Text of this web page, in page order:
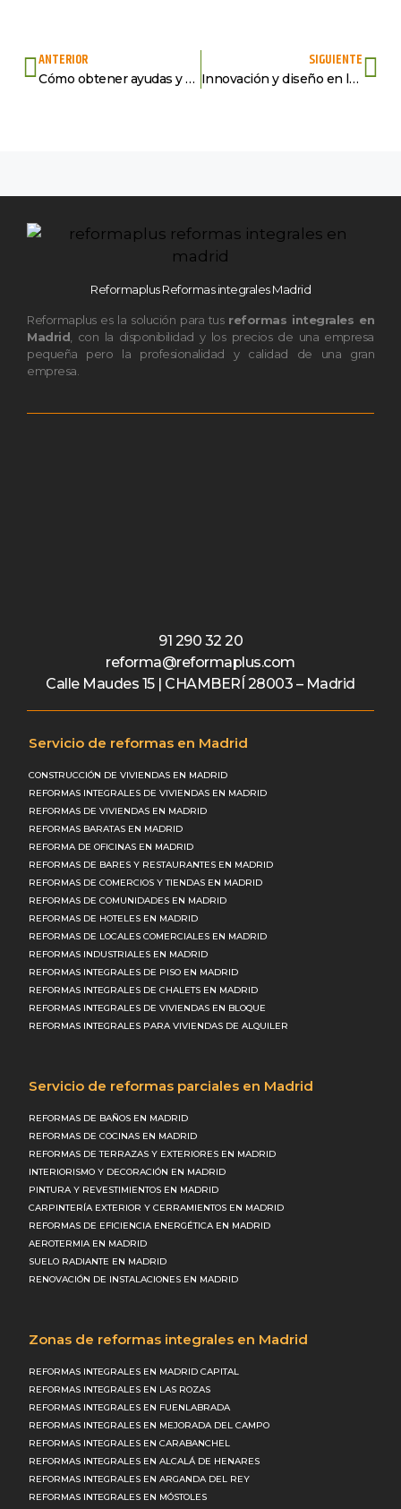
ANTERIOR
Cómo obtener ayudas y subvenciones para aerotermia y suelo radiante 2025
SIGUIENTE
Innovación y diseño en las reformas de cocinas sin gas
Reformaplus Reformas integrales Madrid
Reformaplus es la solución para tus reformas integrales en
Madrid, con la disponibilidad y los precios de una empresa
pequeña pero la profesionalidad y calidad de una gran
empresa.
91 290 32 20
reforma@reformaplus.com
Calle Maudes 15 | CHAMBERÍ 28003 – Madrid
Servicio de reformas en Madrid
CONSTRUCCIÓN DE VIVIENDAS EN MADRID
REFORMAS INTEGRALES DE VIVIENDAS EN MADRID
REFORMAS DE VIVIENDAS EN MADRID
REFORMAS BARATAS EN MADRID
REFORMA DE OFICINAS EN MADRID
REFORMAS DE BARES Y RESTAURANTES EN MADRID
REFORMAS DE COMERCIOS Y TIENDAS EN MADRID
REFORMAS DE COMUNIDADES EN MADRID
REFORMAS DE HOTELES EN MADRID
REFORMAS DE LOCALES COMERCIALES EN MADRID
REFORMAS INDUSTRIALES EN MADRID
REFORMAS INTEGRALES DE PISO EN MADRID
REFORMAS INTEGRALES DE CHALETS EN MADRID
REFORMAS INTEGRALES DE VIVIENDAS EN BLOQUE
REFORMAS INTEGRALES PARA VIVIENDAS DE ALQUILER
Servicio de reformas parciales en Madrid
REFORMAS DE BAÑOS EN MADRID
REFORMAS DE COCINAS EN MADRID
REFORMAS DE TERRAZAS Y EXTERIORES EN MADRID
INTERIORISMO Y DECORACIÓN EN MADRID
PINTURA Y REVESTIMIENTOS EN MADRID
CARPINTERÍA EXTERIOR Y CERRAMIENTOS EN MADRID
REFORMAS DE EFICIENCIA ENERGÉTICA EN MADRID
AEROTERMIA EN MADRID
SUELO RADIANTE EN MADRID
RENOVACIÓN DE INSTALACIONES EN MADRID
Zonas de reformas integrales en Madrid
REFORMAS INTEGRALES EN MADRID CAPITAL
REFORMAS INTEGRALES EN LAS ROZAS
REFORMAS INTEGRALES EN FUENLABRADA
REFORMAS INTEGRALES EN MEJORADA DEL CAMPO
REFORMAS INTEGRALES EN CARABANCHEL
REFORMAS INTEGRALES EN ALCALÁ DE HENARES
REFORMAS INTEGRALES EN ARGANDA DEL REY
REFORMAS INTEGRALES EN MÓSTOLES